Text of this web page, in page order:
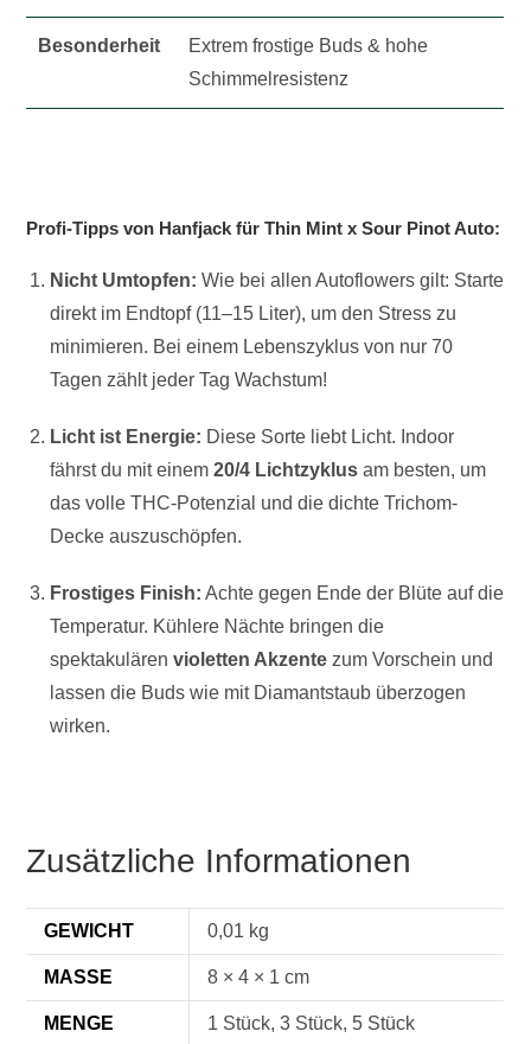
Besonderheit
Extrem frostige Buds & hohe
Schimmelresistenz
Profi-Tipps von Hanfjack für Thin Mint x Sour Pinot Auto:
Nicht Umtopfen: Wie bei allen Autoflowers gilt: Starte
direkt im Endtopf (11–15 Liter), um den Stress zu
minimieren. Bei einem Lebenszyklus von nur 70
Tagen zählt jeder Tag Wachstum!
Licht ist Energie: Diese Sorte liebt Licht. Indoor
fährst du mit einem20/4 Lichtzyklus am besten, um
das volle THC-Potenzial und die dichte Trichom-
Decke auszuschöpfen.
Frostiges Finish: Achte gegen Ende der Blüte auf die
Temperatur. Kühlere Nächte bringen die
spektakulärenvioletten Akzente zum Vorschein und
lassen die Buds wie mit Diamantstaub überzogen
wirken.
Zusätzliche Informationen
GEWICHT 0,01 kg
MASSE 8 × 4 × 1 cm
MENGE
1 Stück, 3 Stück, 5 Stück